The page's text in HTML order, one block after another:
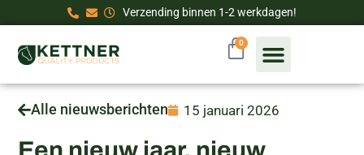
Verzending binnen 1-2 werkdagen!
0
Alle nieuwsberichten 15 januari 2026